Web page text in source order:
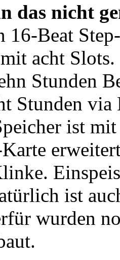
das nicht
16-Beat
acht
Stunden
Stunden
ist
ist
wurden